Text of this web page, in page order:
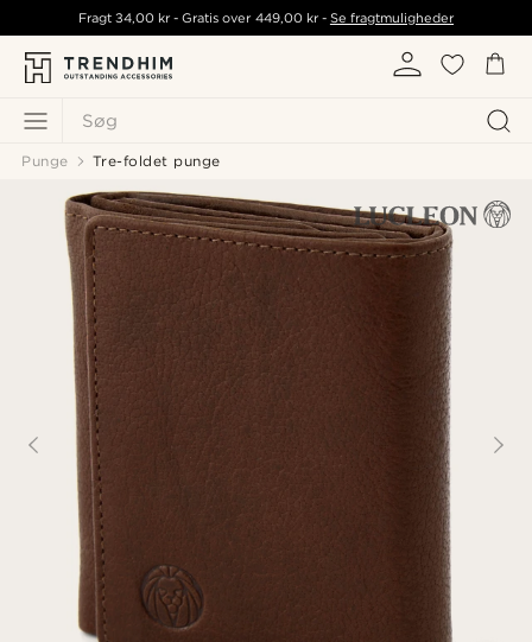
Søg
Fragt34,00 kr - Gratis over 449,00 kr- Se fragtmuligheder
Punge Tre-foldet punge